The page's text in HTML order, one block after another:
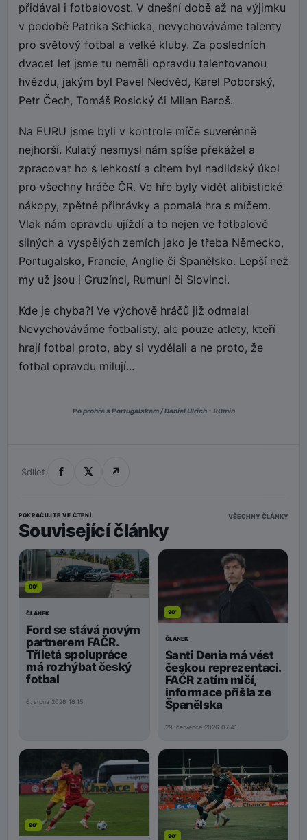
přidával i fotbalovost. V dnešní době až na výjimku
v podobě Patrika Schicka, nevychováváme talenty
pro světový fotbal a velké kluby. Za posledních
dvacet let jsme tu neměli opravdu talentovanou
hvězdu, jakým byl Pavel Nedvěd, Karel Poborský,
Petr Čech, Tomáš Rosický či Milan Baroš.
Na EURU jsme byli v kontrole míče suverénně
nejhorší. Kulatý nesmysl nám spíše překážel a
zpracovat ho s lehkostí a citem byl nadlidský úkol
pro všechny hráče ČR. Ve hře byly vidět alibistické
nákopy, zpětné přihrávky a pomalá hra s míčem.
Vlak nám opravdu ujíždí a to nejen ve fotbalově
silných a vyspělých zemích jako je třeba Německo,
Portugalsko, Francie, Anglie či Španělsko. Lepší než
my už jsou i Gruzínci, Rumuni či Slovinci.
Kde je chyba?! Ve výchově hráčů již odmala!
Nevychováváme fotbalisty, ale pouze atlety, kteří
hrají fotbal proto, aby si vydělali a ne proto, že
fotbal opravdu milují...
Po prohře s Portugalskem / Daniel Ulrich - 90min
Sdílet f 𝕏 ↗
POKRAČUJTE VE ČTENÍ
Související články
VŠECHNY ČLÁNKY
90'
ČLÁNEK
Ford se stává novým
partnerem FAČR.
Tříletá spolupráce
má rozhýbat český
fotbal
6. srpna 2026 16:15
90'
ČLÁNEK
Santi Denia má vést
českou reprezentaci.
FAČR zatím mlčí,
informace přišla ze
Španělska
29. července 2026 07:41
90'
90'